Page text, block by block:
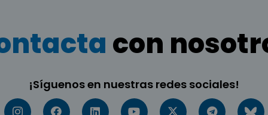
con
¡Síguenos en nuestras redes sociales!